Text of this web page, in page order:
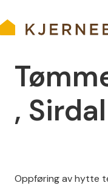
, Sirdal
Oppføring av hytte